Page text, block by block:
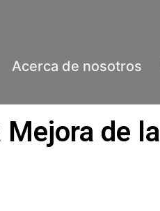
Acerca de nosotros
de la